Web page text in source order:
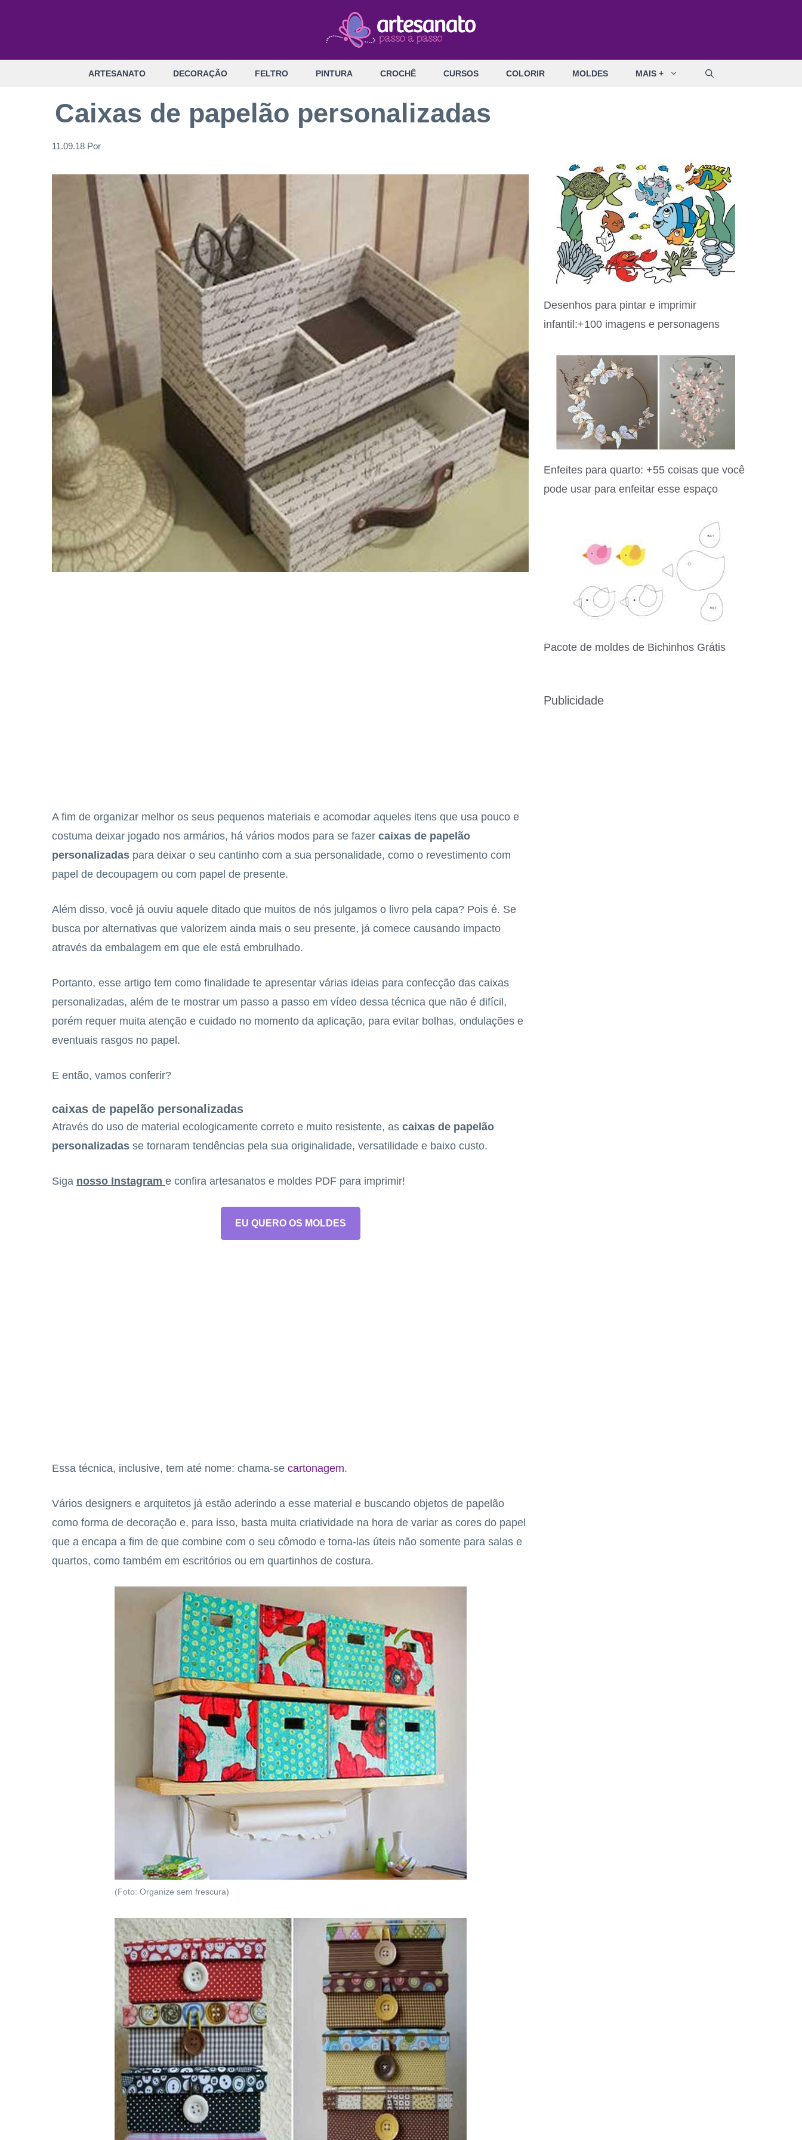
ARTESANATO DECORAÇÃO FELTRO PINTURA CROCHÊ CURSOS COLORIR MOLDES MAIS +
Caixas de papelão personalizadas
11.09.18 Por
A fim de organizar melhor os seus pequenos materiais e acomodar aqueles itens que usa pouco e
costuma deixar jogado nos armários, há vários modos para se fazer caixas de papelão
personalizadas para deixar o seu cantinho com a sua personalidade, como o revestimento com
papel de decoupagem ou com papel de presente.
Além disso, você já ouviu aquele ditado que muitos de nós julgamos o livro pela capa? Pois é. Se
busca por alternativas que valorizem ainda mais o seu presente, já comece causando impacto
através da embalagem em que ele está embrulhado.
Portanto, esse artigo tem como finalidade te apresentar várias ideias para confecção das caixas
personalizadas, além de te mostrar um passo a passo em vídeo dessa técnica que não é difícil,
porém requer muita atenção e cuidado no momento da aplicação, para evitar bolhas, ondulações e
eventuais rasgos no papel.
E então, vamos conferir?
caixas de papelão personalizadas
Através do uso de material ecologicamente correto e muito resistente, as caixas de papelão
personalizadas se tornaram tendências pela sua originalidade, versatilidade e baixo custo.
Siga nosso Instagram e confira artesanatos e moldes PDF para imprimir!
EU QUERO OS MOLDES
Essa técnica, inclusive, tem até nome: chama-se cartonagem.
Vários designers e arquitetos já estão aderindo a esse material e buscando objetos de papelão
como forma de decoração e, para isso, basta muita criatividade na hora de variar as cores do papel
que a encapa a fim de que combine com o seu cômodo e torna-las úteis não somente para salas e
quartos, como também em escritórios ou em quartinhos de costura.
(Foto: Organize sem frescura)
Desenhos para pintar e imprimir
infantil:+100 imagens e personagens
Enfeites para quarto: +55 coisas que você
pode usar para enfeitar esse espaço
Pacote de moldes de Bichinhos Grátis
Publicidade